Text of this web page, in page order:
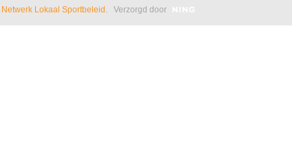
Netwerk Lokaal Sportbeleid . Verzorgd door